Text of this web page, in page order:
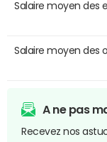
Salaire moyen des
Salaire moyen des
A ne pas
Recevez nos